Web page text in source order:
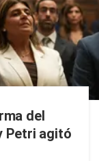
del
Petri agitó